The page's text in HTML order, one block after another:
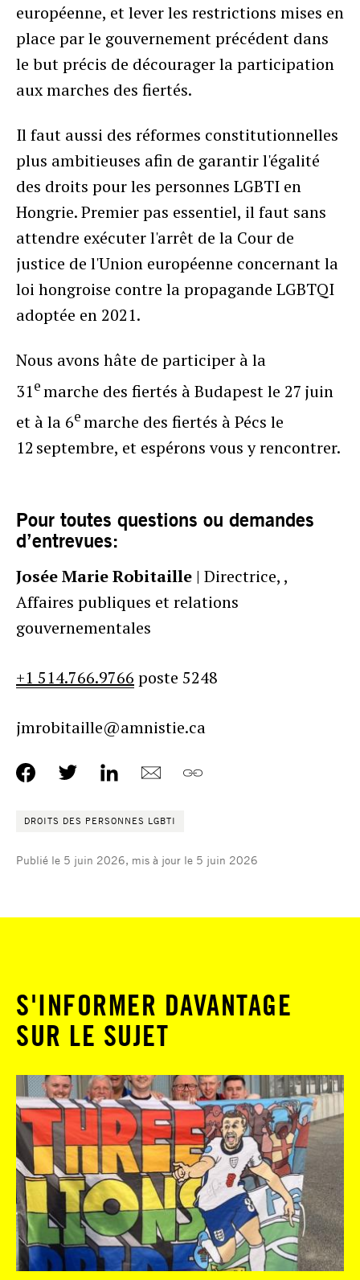
européenne, et lever les restrictions mises en
place par le gouvernement précédent dans
le but précis de décourager la participation
aux marches des fiertés.
Il faut aussi des réformes constitutionnelles
plus ambitieuses afin de garantir l'égalité
des droits pour les personnes LGBTI en
Hongrie. Premier pas essentiel, il faut sans
attendre exécuter l'arrêt de la Cour de
justice de l'Union européenne concernant la
loi hongroise contre la propagande LGBTQI
adoptée en 2021.
Nous avons hâte de participer à la
31 emarche des fiertés à Budapest le 27 juin
et à la 6emarche des fiertés à Pécs le
12 septembre, et espérons vous y rencontrer.
Pour toutes questions ou demandes
d’entrevues:
Josée Marie Robitaille | Directrice, ,
Affaires publiques et relations
gouvernementales
+1 514.766.9766 poste 5248
jmrobitaille@amnistie.ca
DROITS DES PERSONNES LGBTI
Publié le 5 juin 2026, mis à jour le 5 juin 2026
S'INFORMER DAVANTAGE
SUR LE SUJET